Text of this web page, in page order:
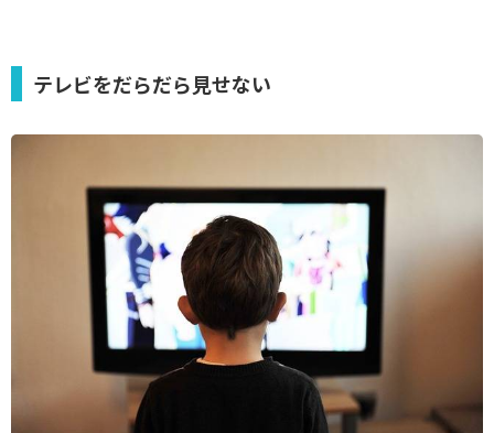
テレビをだらだら見せない